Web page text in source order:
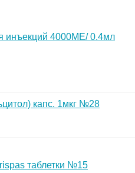
инъекций 4000МЕ/ 0.4мл
капс. 1мкг №28
таблетки №15